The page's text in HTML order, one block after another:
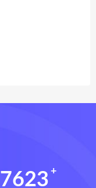
7623